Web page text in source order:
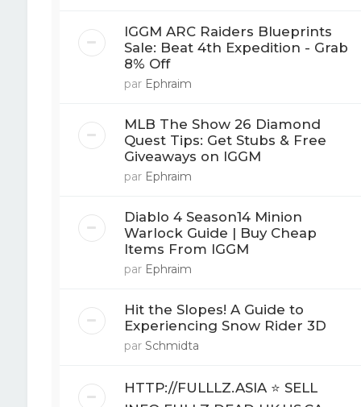
IGGM ARC Raiders Blueprints
Sale: Beat 4th Expedition - Grab
8% Off
par Ephraim
MLB The Show 26 Diamond
Quest Tips: Get Stubs & Free
Giveaways on IGGM
par Ephraim
Diablo 4 Season14 Minion
Warlock Guide | Buy Cheap
Items From IGGM
par Ephraim
Hit the Slopes! A Guide to
Experiencing Snow Rider 3D
par Schmidta
HTTP://FULLLZ.ASIA ⭐️ SELL